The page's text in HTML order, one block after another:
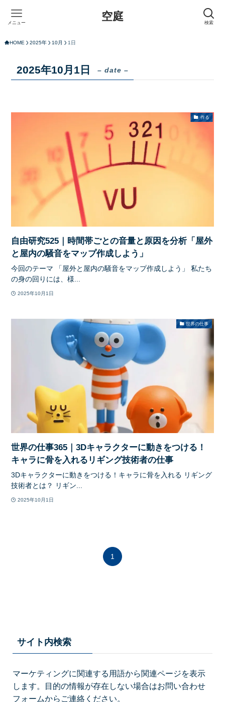
空庭 検索
メニュー
HOME 2025年 10月 1日
2025年10月1日 – date –
作る
自由研究525｜時間帯ごとの音量と原因を分析「屋外
と屋内の騒音をマップ作成しよう」
今回のテーマ 「屋外と屋内の騒音をマップ作成しよう」 私たち
の身の回りには、様...
2025年10月1日
世界の仕事
世界の仕事365｜3Dキャラクターに動きをつける！
キャラに骨を入れるリギング技術者の仕事
3Dキャラクターに動きをつける！キャラに骨を入れる リギング
技術者とは？ リギン...
2025年10月1日
1
サイト内検索
マーケティングに関連する用語から関連ページを表示
します。目的の情報が存在しない場合はお問い合わせ
フォームからご連絡ください。